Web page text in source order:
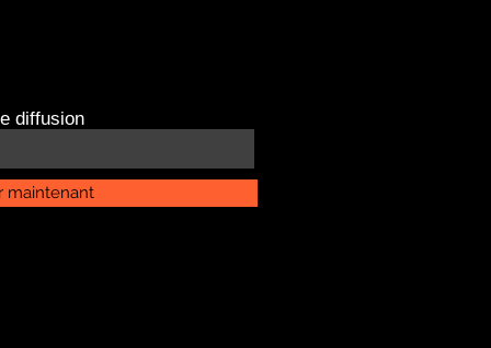
diffusion
maintenant